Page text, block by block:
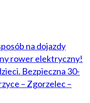
na dojazdy
rower elektryczny!
Bezpieczna 30-
– Zgorzelec –